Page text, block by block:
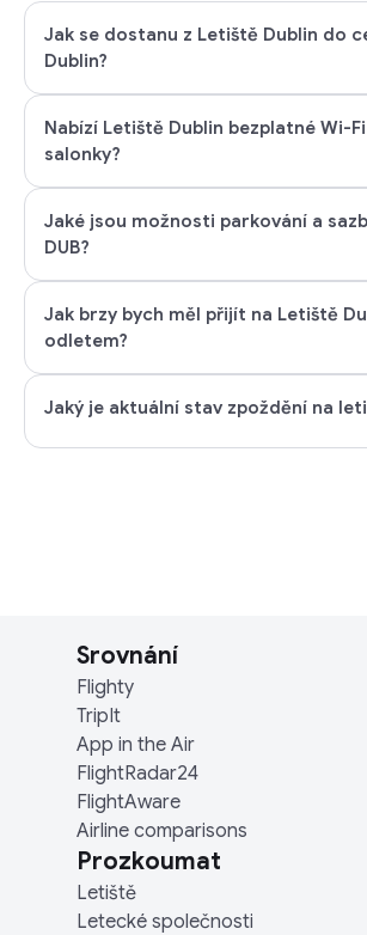
Jak se dostanu z Letiště Dublin do
Dublin?
Nabízí Letiště Dublin bezplatné Wi-
salonky?
Jaké jsou možnosti parkování a
DUB?
Jak brzy bych měl přijít na Letiště
odletem?
Jaký je aktuální stav zpoždění na
Srovnání
Flighty
TripIt
App in the Air
FlightRadar24
FlightAware
Airline comparisons
Prozkoumat
Letiště
Letecké společnosti